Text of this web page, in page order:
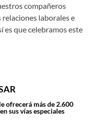
compañeros
laborales e
es que celebramos este
ofrecerá más de 2.600
sus vías especiales